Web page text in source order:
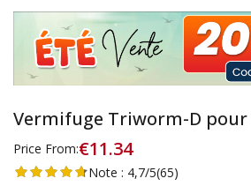
Vermifuge Triworm-D pour
Price From:€11.34
Note : 4,7/5(65)